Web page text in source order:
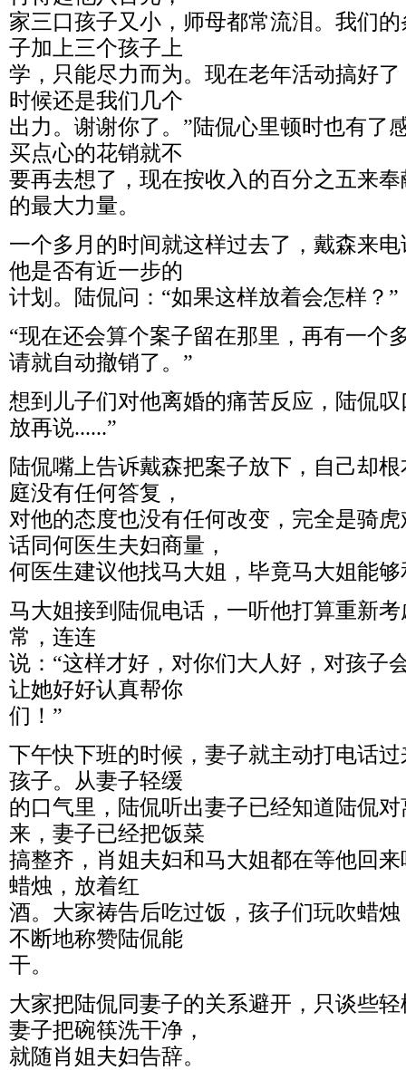
家三口孩子又小，师母都常流泪。我们
子加上三个孩子上
学，只能尽力而为。现在老年活动搞好
时候还是我们几个
出力。谢谢你了。”陆侃心里顿时也有了
买点心的花销就不
要再去想了，现在按收入的百分之五来
的最大力量。
一个多月的时间就这样过去了，戴森来
他是否有近一步的
计划。陆侃问：“如果这样放着会怎样？”
“现在还会算个案子留在那里，再有一个
请就自动撤销了。”
想到儿子们对他离婚的痛苦反应，陆侃
放再说......”
陆侃嘴上告诉戴森把案子放下，自己却
庭没有任何答复，
对他的态度也没有任何改变，完全是骑
话同何医生夫妇商量，
何医生建议他找马大姐，毕竟马大姐能
马大姐接到陆侃电话，一听他打算重新
常，连连
说：“这样才好，对你们大人好，对孩子
让她好好认真帮你
们！”
下午快下班的时候，妻子就主动打电话
孩子。从妻子轻缓
的口气里，陆侃听出妻子已经知道陆侃
来，妻子已经把饭菜
搞整齐，肖姐夫妇和马大姐都在等他回
蜡烛，放着红
酒。大家祷告后吃过饭，孩子们玩吹蜡
不断地称赞陆侃能
干。
大家把陆侃同妻子的关系避开，只谈些
妻子把碗筷洗干净，
就随肖姐夫妇告辞。